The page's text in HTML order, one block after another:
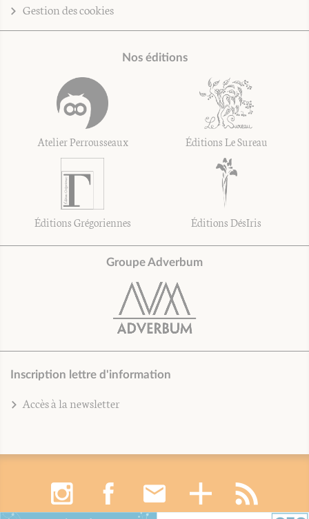
Gestion des cookies
Nos éditions
Atelier Perrousseaux Éditions Le Sureau
Éditions Grégoriennes Éditions DésIris
Groupe Adverbum
Inscription lettre d'information
Accès à la newsletter